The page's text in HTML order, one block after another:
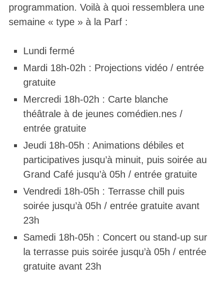
programmation. Voilà à quoi ressemblera une
semaine « type » à la Parf :
Lundi fermé
Mardi 18h-02h : Projections vidéo / entrée
gratuite
Mercredi 18h-02h : Carte blanche
théâtrale à de jeunes comédien.nes /
entrée gratuite
Jeudi 18h-05h : Animations débiles et
participatives jusqu’à minuit, puis soirée au
Grand Café jusqu’à 05h / entrée gratuite
Vendredi 18h-05h : Terrasse chill puis
soirée jusqu’à 05h / entrée gratuite avant
23h
Samedi 18h-05h : Concert ou stand-up sur
la terrasse puis soirée jusqu’à 05h / entrée
gratuite avant 23h